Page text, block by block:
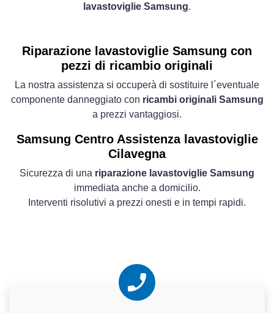
lavastoviglie Samsung.
Riparazione lavastoviglie Samsung con
pezzi di ricambio originali
La nostra assistenza si occuperà di sostituire l´eventuale
componente danneggiato con ricambi originali Samsung
a prezzi vantaggiosi.
Samsung Centro Assistenza lavastoviglie
Cilavegna
Sicurezza di una riparazione lavastoviglie Samsung
immediata anche a domicilio.
Interventi risolutivi a prezzi onesti e in tempi rapidi.